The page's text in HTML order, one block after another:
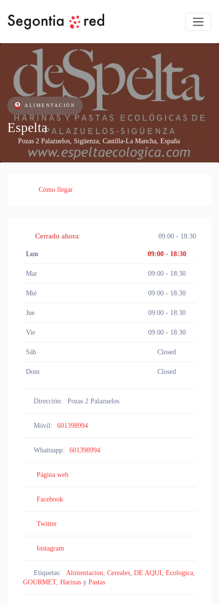
ALIMENTACIÓN
Espelta
Pozas 2 Palazuelos, Sigüenza, Castilla-La Mancha, España
Cómo llegar
Cerrado ahora: 09:00 - 18:30
Lun 09:00 - 18:30
Mar 09:00 - 18:30
Mié 09:00 - 18:30
Jue 09:00 - 18:30
Vie 09:00 - 18:30
Sáb Closed
Dom Closed
Dirección: Pozas 2 Palazuelos
Móvil: 601398994
Whattsapp: 601398994
Página web
Facebook
Twitter
Instagram
Etiquetas: Alimentacion Cereales DE AQUI Ecologica
GOURMET, Harinas y Pastas